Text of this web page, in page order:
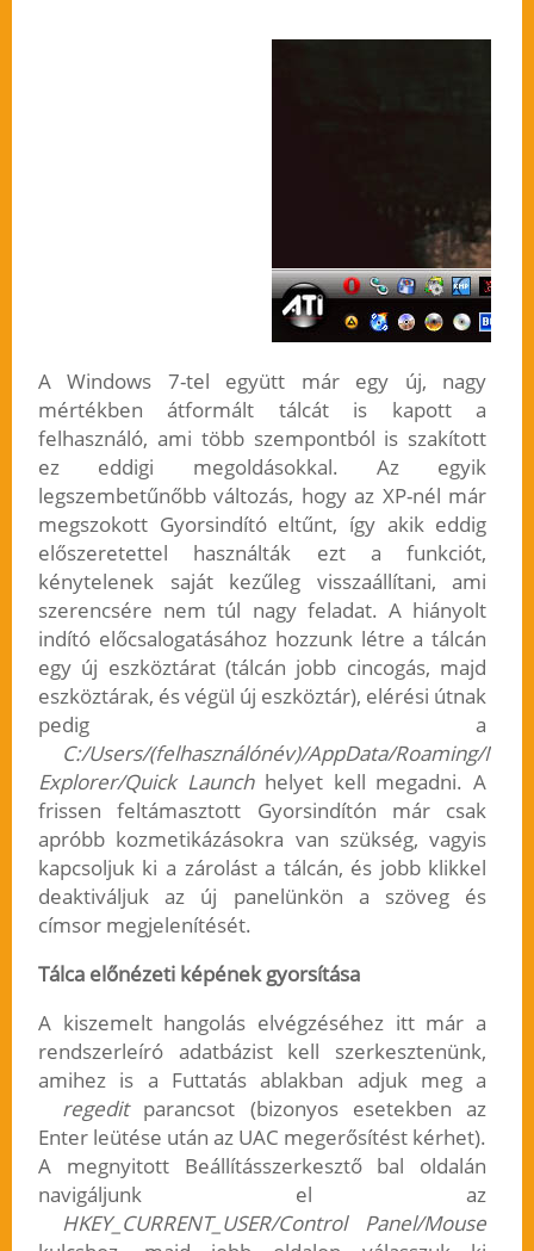
A Windows 7-tel együtt már egy új, nagy
mértékben átformált tálcát is kapott a
felhasználó, ami több szempontból is szakított
ez eddigi megoldásokkal. Az egyik
legszembetűnőbb változás, hogy az XP-nél már
megszokott Gyorsindító eltűnt, így akik eddig
előszeretettel használták ezt a funkciót,
kénytelenek saját kezűleg visszaállítani, ami
szerencsére nem túl nagy feladat. A hiányolt
indító előcsalogatásához hozzunk létre a tálcán
egy új eszköztárat (tálcán jobb cincogás, majd
eszköztárak, és végül új eszköztár), elérési útnak
pedig a
C:/Users/(felhasználónév)/AppData/Roaming/
Explorer/Quick Launchhelyet kell megadni. A
frissen feltámasztott Gyorsindítón már csak
apróbb kozmetikázásokra van szükség, vagyis
kapcsoljuk ki a zárolást a tálcán, és jobb klikkel
deaktiváljuk az új panelünkön a szöveg és
címsor megjelenítését.
Tálca előnézeti képének gyorsítása
A kiszemelt hangolás elvégzéséhez itt már a
rendszerleíró adatbázist kell szerkesztenünk,
amihez is a Futtatás ablakban adjuk meg a
regeditparancsot (bizonyos esetekben az
Enter leütése után az UAC megerősítést kérhet).
A megnyitott Beállításszerkesztő bal oldalán
navigáljunk el az
HKEY_CURRENT_USER/Control Panel/Mouse